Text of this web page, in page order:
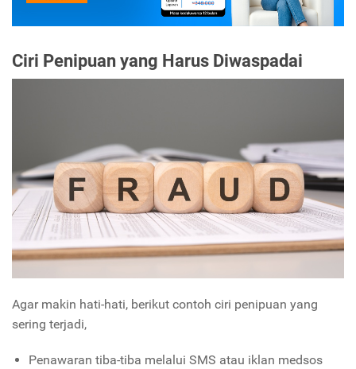
Ciri Penipuan yang Harus Diwaspadai
Agar makin hati-hati, berikut contoh ciri penipuan yang
sering terjadi,
Penawaran tiba-tiba melalui SMS atau iklan medsos